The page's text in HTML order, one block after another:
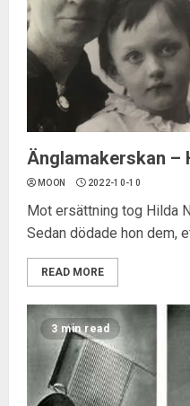
Änglamakerskan –
MOON 2022-10-10
Mot ersättning tog Hilda
Sedan dödade hon dem,
READ MORE
3 min read